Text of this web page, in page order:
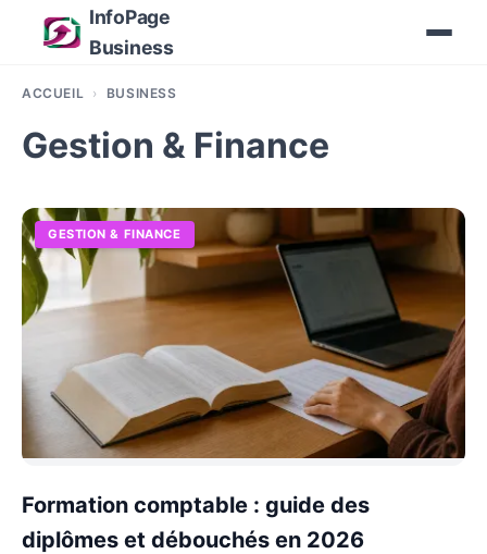
InfoPage
Business
ACCUEIL BUSINESS
Gestion & Finance
GESTION & FINANCE
Formation comptable : guide des
diplômes et débouchés en 2026